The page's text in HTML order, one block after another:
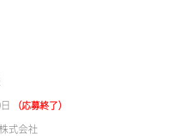
（応募終了）
式会社